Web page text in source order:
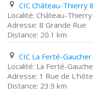
CIC Château-Thierry
Château-Thierry
8 Grande Rue
20.1 km
La Ferté-
1 Rue de
23.9 km